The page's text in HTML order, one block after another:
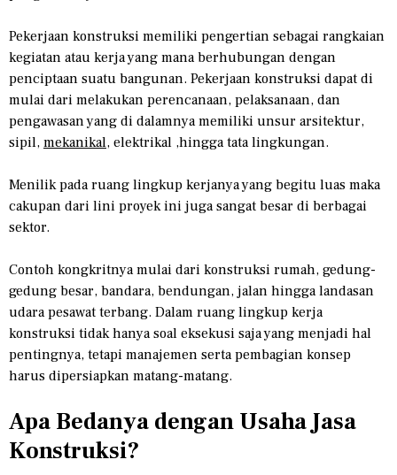
Pekerjaan konstruksi memiliki pengertian sebagai rangkaian
kegiatan atau kerja yang mana berhubungan dengan
penciptaan suatu bangunan. Pekerjaan konstruksi dapat di
mulai dari melakukan perencanaan, pelaksanaan, dan
pengawasan yang di dalamnya memiliki unsur arsitektur,
sipil, mekanikal, elektrikal ,hingga tata lingkungan.
Menilik pada ruang lingkup kerjanya yang begitu luas maka
cakupan dari lini proyek ini juga sangat besar di berbagai
sektor.
Contoh kongkritnya mulai dari konstruksi rumah, gedung-
gedung besar, bandara, bendungan, jalan hingga landasan
udara pesawat terbang. Dalam ruang lingkup kerja
konstruksi tidak hanya soal eksekusi saja yang menjadi hal
pentingnya, tetapi manajemen serta pembagian konsep
harus dipersiapkan matang-matang.
Apa Bedanya dengan Usaha Jasa
Konstruksi?